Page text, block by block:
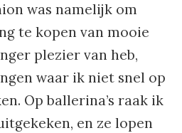
was namelijk om
te kopen van mooie
plezier van heb,
waar ik niet snel op
Op ballerina’s raak ik
en ze lopen